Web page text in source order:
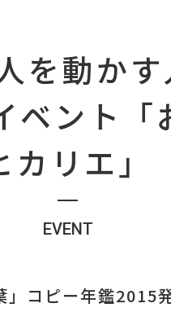
を動か
ベント「
カリエ」
EVENT
コピー年鑑2015